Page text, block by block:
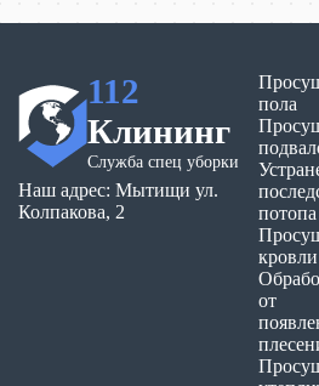
112
Клининг
Служба спец уборки
Наш адрес: Мытищи ул.
Колпакова, 2
пола
потопа
кровли
от